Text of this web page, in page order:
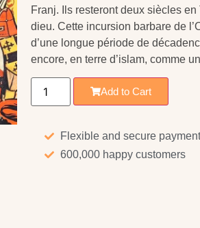
Franj. Ils resteront deux siècles
dieu. Cette incursion barbare de
d’une longue période de
encore, en terre d’islam, comme
Add to Cart
Flexible and secure
600,000 happy customers